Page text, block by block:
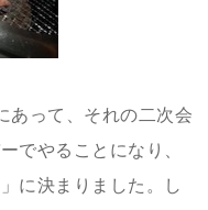
あって、それの二次会
でやることになり、
に決まりました。し